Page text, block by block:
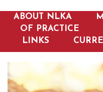
ABOUT NLKA
OF PRACTICE
LINKS